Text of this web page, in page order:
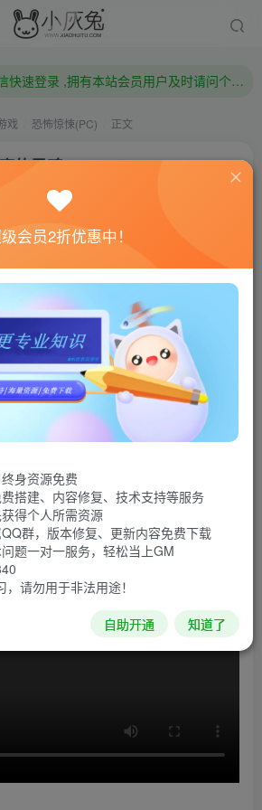
本站已开启QQ微信快速登录 ,拥有本站会员用户及时请问个人中心绑定！
本站已开启QQ微信快速登录 ,拥有本站会员用户及时请问个人中心绑定！
戏 恐怖惊悚(PC) 正文
的灵魂/Tormented Souls
！
自国内外各大媒体和网络，仅供试玩体
内容，请支持正版 →→→正版购买
游戏是在调查一对双胞胎女孩在温特莱
身裸体躺在一个浴缸里，全身连接到
琳必须为自己的生命而战，为此她必
改建的医院。
会员2折优惠中！
身资源免费
搭建、内容修复、技术支持等服务
得个人所需资源
群，版本修复、更新内容免费下载
题一对一服务，轻松当上GM
请勿用于非法用途！
自助开通 知道了